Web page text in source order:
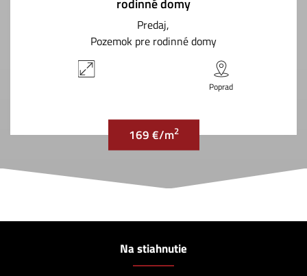
Predaj
Pozemok pre rodinné domy
Poprad
169 €/m2
Na stiahnutie